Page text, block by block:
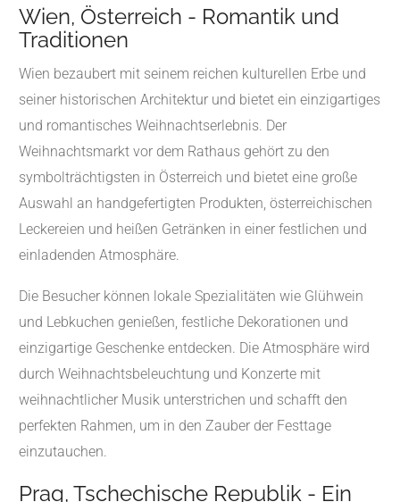
Wien, Österreich - Romantik und
Traditionen
Wien bezaubert mit seinem reichen kulturellen Erbe und
seiner historischen Architektur und bietet ein einzigartiges
und romantisches Weihnachtserlebnis. Der
Weihnachtsmarkt vor dem Rathaus gehört zu den
symbolträchtigsten in Österreich und bietet eine große
Auswahl an handgefertigten Produkten, österreichischen
Leckereien und heißen Getränken in einer festlichen und
einladenden Atmosphäre.
Die Besucher können lokale Spezialitäten wie Glühwein
und Lebkuchen genießen, festliche Dekorationen und
einzigartige Geschenke entdecken. Die Atmosphäre wird
durch Weihnachtsbeleuchtung und Konzerte mit
weihnachtlicher Musik unterstrichen und schafft den
perfekten Rahmen, um in den Zauber der Festtage
einzutauchen.
Prag, Tschechische Republik - Ein